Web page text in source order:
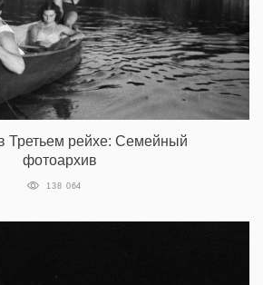
Третьем рейхе: Семейный
фотоархив
138 064